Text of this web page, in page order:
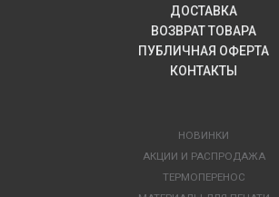
ДОСТАВКА
ВОЗВРАТ ТОВАРА
ПУБЛИЧНАЯ ОФЕРТА
КОНТАКТЫ
НОВИНКИ
АКЦИИ И РАСПРОДАЖА
ТЕРМОПЕРЕНОС